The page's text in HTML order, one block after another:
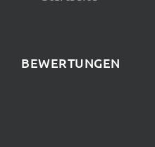
BEWERTUNGEN